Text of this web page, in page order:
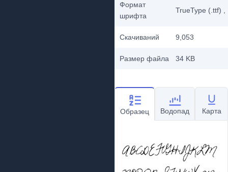
Формат
шрифта
TrueType (.ttf)
Скачиваний 9,053
Размер файла 34 KB
Образец Водопад Карта